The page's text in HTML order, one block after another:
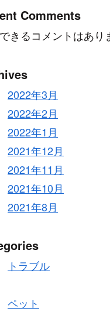
Comments
きるコメントはあり
2022年3月
2022年2月
2022年1月
2021年12月
2021年11月
2021年10月
2021年8月
トラブル
ペット